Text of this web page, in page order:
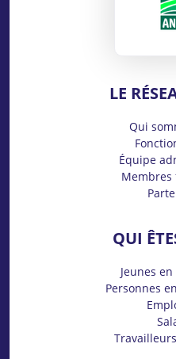
LE
Qui
Équipe
QUI
Jeunes
Personnes